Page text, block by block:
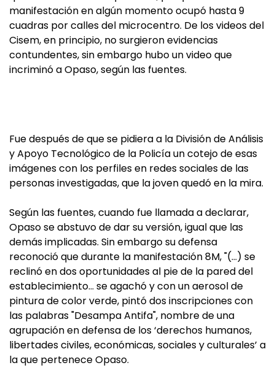
manifestación en algún momento ocupó hasta 9
cuadras por calles del microcentro. De los videos del
Cisem, en principio, no surgieron evidencias
contundentes, sin embargo hubo un video que
incriminó a Opaso, según las fuentes.
Fue después de que se pidiera a la División de Análisis
y Apoyo Tecnológico de la Policía un cotejo de esas
imágenes con los perfiles en redes sociales de las
personas investigadas, que la joven quedó en la mira.
Según las fuentes, cuando fue llamada a declarar,
Opaso se abstuvo de dar su versión, igual que las
demás implicadas. Sin embargo su defensa
reconoció que durante la manifestación 8M, "(…) se
reclinó en dos oportunidades al pie de la pared del
establecimiento… se agachó y con un aerosol de
pintura de color verde, pintó dos inscripciones con
las palabras "Desampa Antifa", nombre de una
agrupación en defensa de los ‘derechos humanos,
libertades civiles, económicas, sociales y culturales’ a
la que pertenece Opaso.